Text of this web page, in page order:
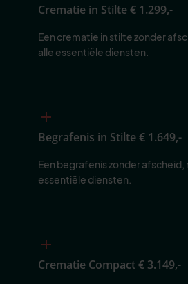
Crematie in Stilte€ 1.299,-
Een crematie in stilte zonder
alle essentiële diensten.
Begrafenis in Stilte€ 1.649,-
Een begrafenis zonder afscheid,
essentiële diensten.
Crematie Compact€ 3.149,-